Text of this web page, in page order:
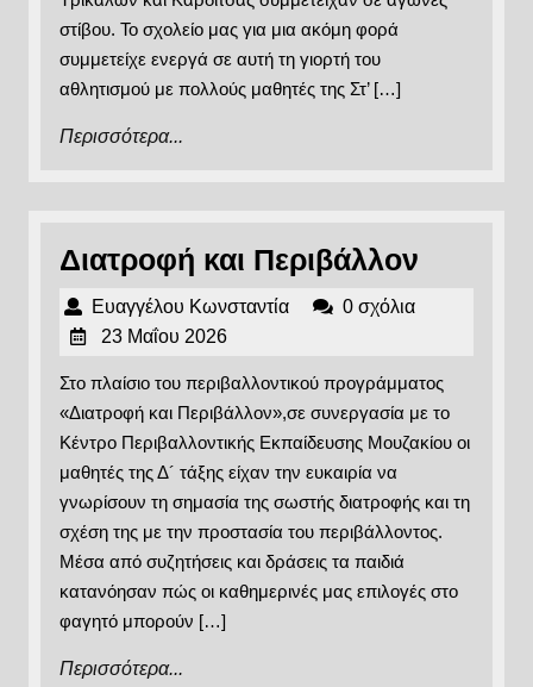
στίβου. Το σχολείο μας για μια ακόμη φορά
συμμετείχε ενεργά σε αυτή τη γιορτή του
αθλητισμού με πολλούς μαθητές της Στ’ […]
Περισσότερα...
Διατροφή και Περιβάλλον
Ευαγγέλου ΚωνσταντίαΕυαγγέλου0 σχόλια
23 Μαΐου 202623
2026
Στο πλαίσιο του περιβαλλοντικού προγράμματος
«Διατροφή και Περιβάλλον»,σε συνεργασία με το
Κέντρο Περιβαλλοντικής Εκπαίδευσης Μουζακίου οι
μαθητές της Δ´ τάξης είχαν την ευκαιρία να
γνωρίσουν τη σημασία της σωστής διατροφής και τη
σχέση της με την προστασία του περιβάλλοντος.
Μέσα από συζητήσεις και δράσεις τα παιδιά
κατανόησαν πώς οι καθημερινές μας επιλογές στο
φαγητό μπορούν […]
Περισσότερα...